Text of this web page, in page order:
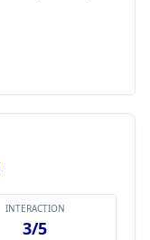
INTERACTION
3/5